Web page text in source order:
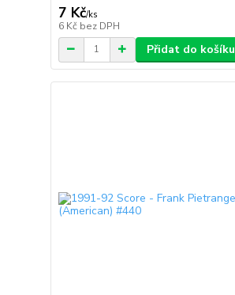
7 Kč/ks
6 Kč bez DPH
Přidat do košíku